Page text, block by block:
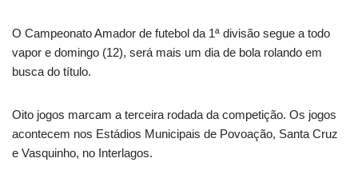
O Campeonato Amador de futebol da 1ª divisão segue a todo
vapor e domingo (12), será mais um dia de bola rolando em
busca do título.
Oito jogos marcam a terceira rodada da competição. Os jogos
acontecem nos Estádios Municipais de Povoação, Santa Cruz
e Vasquinho, no Interlagos.